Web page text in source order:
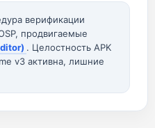
верификации
продвигаемые
. Целостность APK
v3 активна, лишние